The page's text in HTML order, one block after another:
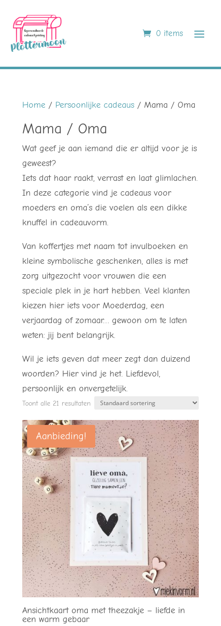
0 items
Home/ Persoonlijke cadeaus/ Mama / Oma
Mama / Oma
Wat geef je aan iemand die er altijd voor je is
geweest?
Iets dat haar raakt, verrast en laat glimlachen.
In deze categorie vind je cadeaus voor
moeders en oma’s die voelen als een dikke
knuffel in cadeauvorm.
Van koffertjes met naam tot invulboeken en
kleine symbolische geschenken, alles is met
zorg uitgezocht voor vrouwen die een
speciale plek in je hart hebben. Veel klanten
kiezen hier iets voor Moederdag, een
verjaardag of zomaar… gewoon om te laten
weten: jij bent belangrijk.
Wil je iets geven dat meer zegt dan duizend
woorden? Hier vind je het. Liefdevol,
persoonlijk en onvergetelijk.
Toont alle 21 resultaten
Aanbieding!
Ansichtkaart oma met theezakje – liefde in
een warm gebaar